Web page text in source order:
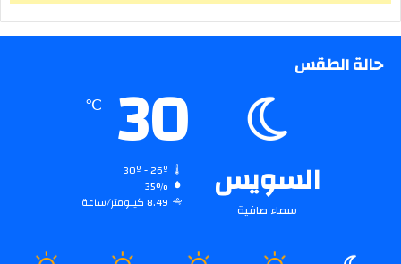
حالة الطقس
السويس
سماء صافية
30
℃
35%
8.49 كيلومتر/ساعة